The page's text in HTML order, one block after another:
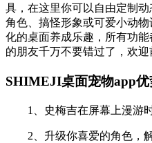
具，在这里你可以自由定制
角色、搞怪形象或可爱小动
化的桌面养成乐趣，所有功
的朋友千万不要错过了，欢
SHIMEJI桌面宠物app优
1、史梅吉在屏幕上漫游
2、升级你喜爱的角色，